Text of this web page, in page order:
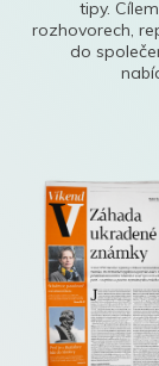
tipy.
rozhovorech,
do